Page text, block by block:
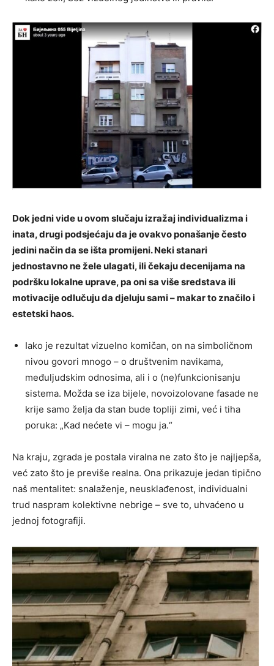
Dok jedni vide u ovom slučaju izražaj individualizma i
inata, drugi podsjećaju da je ovakvo ponašanje često
jedini način da se išta promijeni. Neki stanari
jednostavno ne žele ulagati, ili čekaju decenijama na
podršku lokalne uprave, pa oni sa više sredstava ili
motivacije odlučuju da djeluju sami – makar to značilo i
estetski haos.
Iako je rezultat vizuelno komičan, on na simboličnom
nivou govori mnogo – o društvenim navikama,
međuljudskim odnosima, ali i o (ne)funkcionisanju
sistema. Možda se iza bijele, novoizolovane fasade ne
krije samo želja da stan bude topliji zimi, već i tiha
poruka: „Kad nećete vi – mogu ja.“
Na kraju, zgrada je postala viralna ne zato što je najljepša,
već zato što je previše realna. Ona prikazuje jedan tipično
naš mentalitet: snalaženje, neusklađenost, individualni
trud naspram kolektivne nebrige – sve to, uhvaćeno u
jednoj fotografiji.